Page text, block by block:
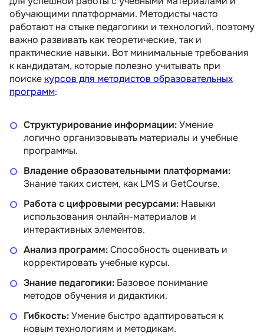
обучающими платформами. Методисты часто
работают на стыке педагогики и технологий, поэтому
важно развивать как теоретические, так и
практические навыки. Вот минимальные требования
к кандидатам, которые полезно учитывать при
поиске курсов для методистов образовательных
программ:
Структурирование информации:Умение
логично организовывать материалы и учебные
программы.
Владение образовательными платформами:
Знание таких систем, как LMS и GetCourse.
Работа с цифровыми ресурсами: Навыки
использования онлайн-материалов и
интерактивных элементов.
Анализ программ:Способность оценивать и
корректировать учебные курсы.
Знание педагогики: Базовое понимание
методов обучения и дидактики.
Гибкость:Умение быстро адаптироваться к
новым технологиям и методикам.